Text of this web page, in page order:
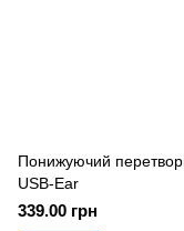
Понижуючий
USB-Ear
339.00 грн